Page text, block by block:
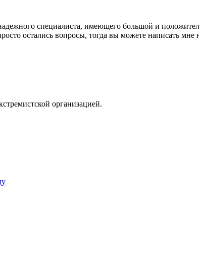
специалиста, имеющего большой и
остались вопросы, тогда вы можете написать мне
организацией.